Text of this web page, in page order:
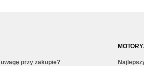
przy zakupie?